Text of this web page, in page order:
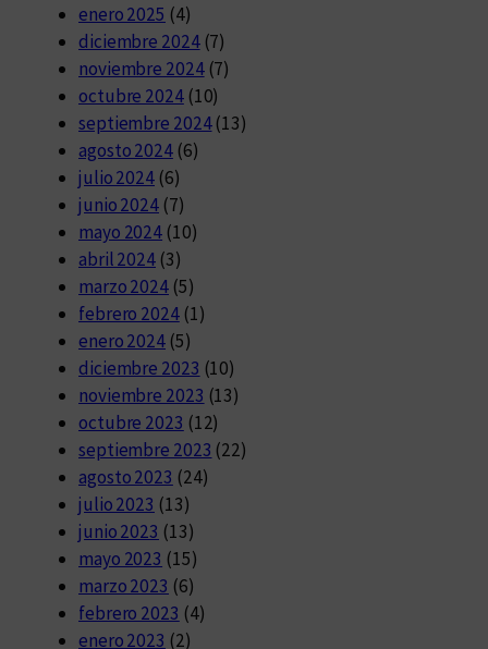
enero 2025 (4)
diciembre 2024(7)
noviembre 2024(7)
octubre 2024(10)
septiembre 2024(13)
agosto 2024(6)
julio 2024 (6)
junio 2024 (7)
mayo 2024 (10)
abril 2024 (3)
marzo 2024 (5)
febrero 2024(1)
enero 2024 (5)
diciembre 2023 (10)
noviembre 2023 (13)
octubre 2023 (12)
septiembre 2023 (22)
agosto 2023 (24)
julio 2023 (13)
junio 2023 (13)
mayo 2023 (15)
marzo 2023 (6)
febrero 2023 (4)
enero 2023 (2)